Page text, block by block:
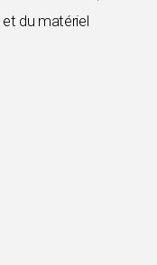
du matériel